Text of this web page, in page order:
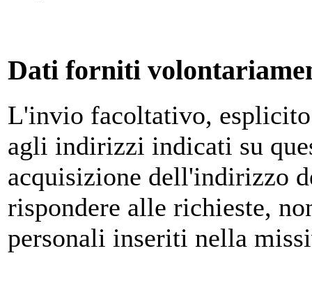
Dati forniti
L'invio facoltativo,
agli indirizzi indicati su
acquisizione dell'indirizzo
rispondere alle richieste,
personali inseriti nella